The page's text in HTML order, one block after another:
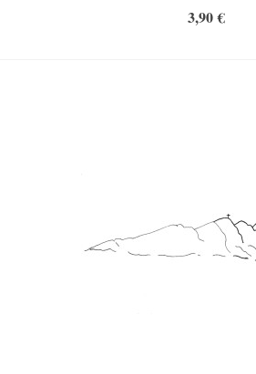
3,90 €